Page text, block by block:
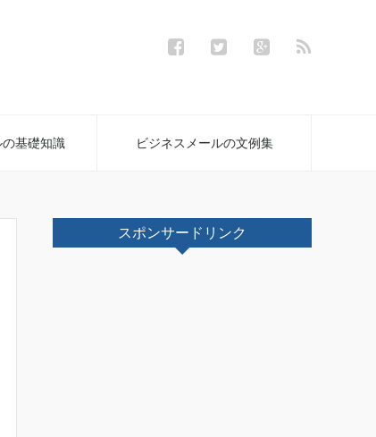
基礎知識 ビジネスメールの文例集
スポンサードリンク